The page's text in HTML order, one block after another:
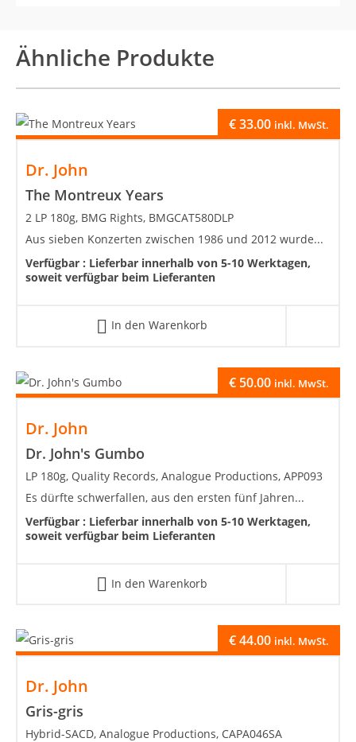
Ähnliche Produkte
Dr. John
The Montreux Years
€33.00 inkl. MwSt.
2 LP 180g, BMG Rights, BMGCAT580DLP
Aus sieben Konzerten zwischen 1986 und 2012 wurde...
Verfügbar : Lieferbar innerhalb von 5-10 Werktagen,
soweit verfügbar beim Lieferanten
In den Warenkorb
Dr. John
Dr. John's Gumbo
€ 50.00 inkl. MwSt.
LP 180g, Quality Records, Analogue Productions, APP093
Es dürfte schwerfallen, aus den ersten fünf Jahren...
Verfügbar : Lieferbar innerhalb von 5-10 Werktagen,
soweit verfügbar beim Lieferanten
In den Warenkorb
Dr. John
Gris-gris
€44.00 inkl. MwSt.
Hybrid-SACD, Analogue Productions, CAPA046SA